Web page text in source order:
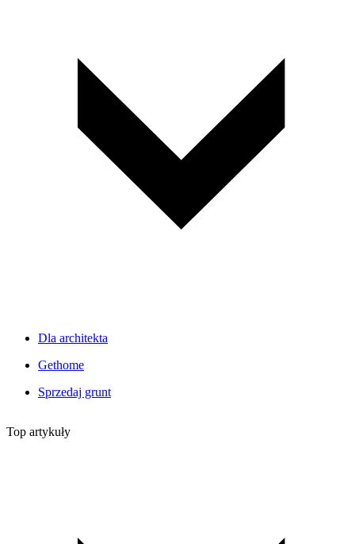
Dla architekta
Gethome
Sprzedaj grunt
Top artykuły